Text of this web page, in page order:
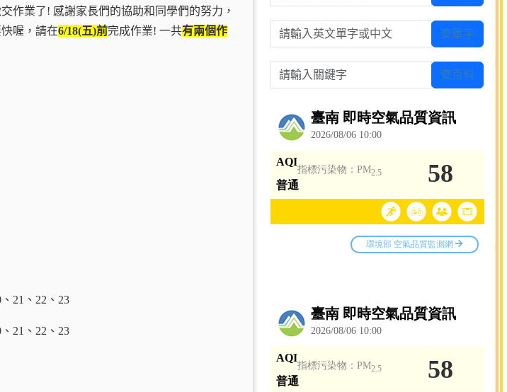
作業了! 感謝家長們的協助和同學們的努力，
喔，請在6/18(五)前完成作業! 一共有兩個作
21、22、23
21、22、23
請輸入英文單字或中文 查單字
請輸入關鍵字 查百科